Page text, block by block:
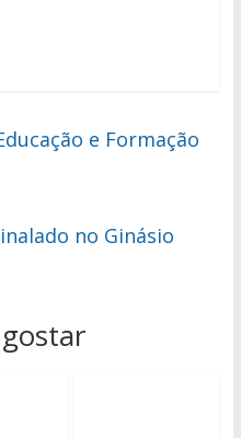
e Formação
no Ginásio